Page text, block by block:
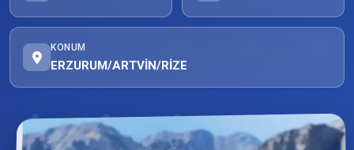
KONUM
ERZURUM/ARTVİN/RİZE